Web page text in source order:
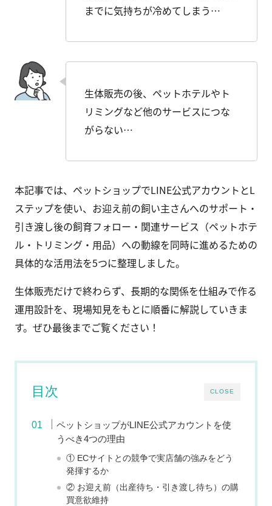
までに気持ちが冷めてしまう…
生体販売の後、ペットホテルやト
リミングなど他のサービスにつな
がらない…
本記事では、ペットショップでLINE公式アカウントとL
ステップを使い、お迎え前の飼い主さんへのサポート・
引き渡し後の飼育フォロー・関連サービス（ペットホテ
ル・トリミング・用品）への動線を同時に進めるための
具体的な活用法を5つに整理しました。
生体販売だけで終わらず、長期的な関係を仕組みで作る
運用設計を、現場知見をもとに順番に解説していきま
す。ぜひ最後までご覧ください！
CLOSE
目次
ペットショップがLINE公式アカウントを使
うべき4つの理由
① ECサイトとの競争で実店舗の強みをどう
発揮するか
② お迎え前（出産待ち・引き渡し待ち）の購
買意欲維持